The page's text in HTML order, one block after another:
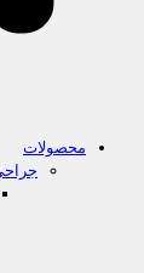
محصولات